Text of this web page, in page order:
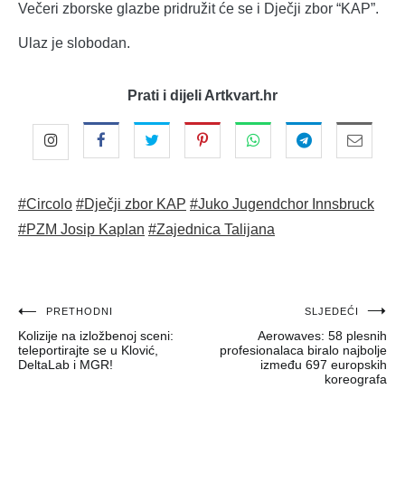
Večeri zborske glazbe pridružit će se i Dječji zbor “KAP”.
Ulaz je slobodan.
Prati i dijeli Artkvart.hr
#Circolo #Dječji zbor KAP #Juko Jugendchor Innsbruck
#PZM Josip Kaplan #Zajednica Talijana
Navigacija
objava
PRETHODNI
Kolizije na izložbenoj sceni:
teleportirajte se u Klović,
DeltaLab i MGR!
SLJEDEĆI
Aerowaves: 58 plesnih
profesionalaca biralo najbolje
između 697 europskih
koreografa